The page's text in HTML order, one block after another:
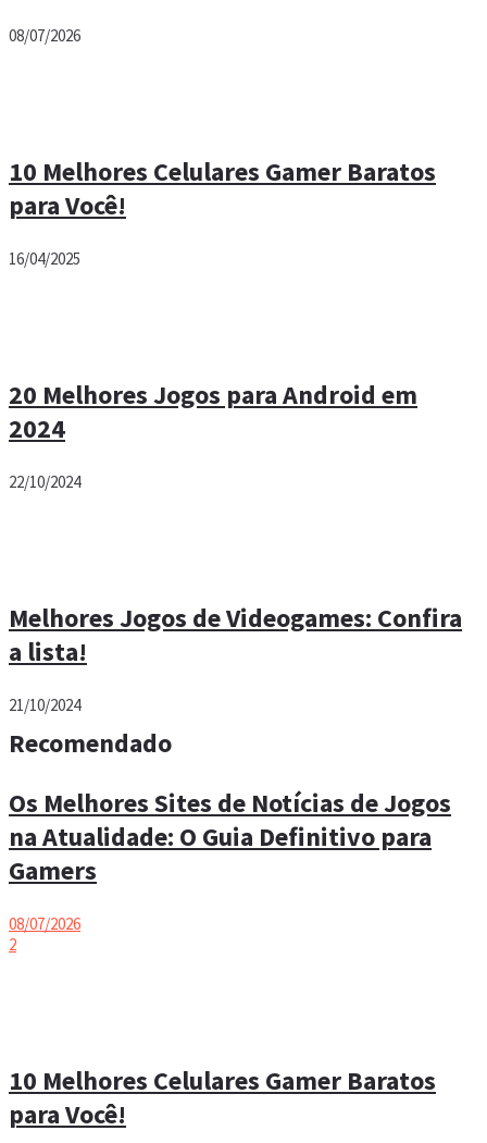
08/07/2026
10 Melhores Celulares Gamer Baratos
para Você!
16/04/2025
20 Melhores Jogos para Android em
2024
22/10/2024
Melhores Jogos de Videogames: Confira
a lista!
21/10/2024
Recomendado
Os Melhores Sites de Notícias de Jogos
na Atualidade: O Guia Definitivo para
Gamers
08/07/2026
2
10 Melhores Celulares Gamer Baratos
para Você!